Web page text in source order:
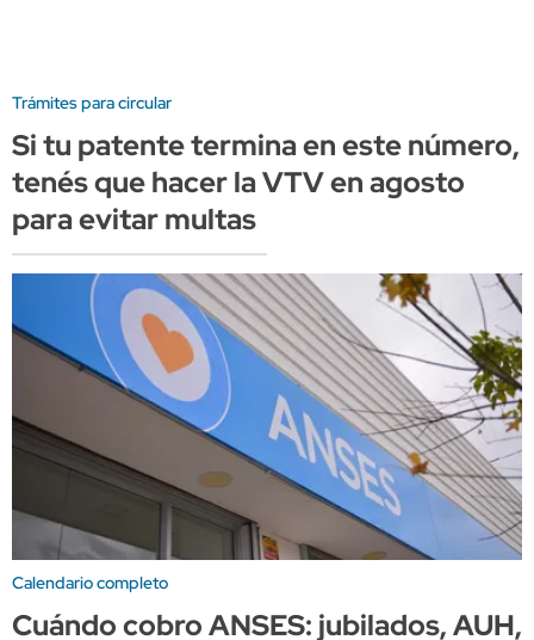
Trámites para circular
Si tu patente termina en este número,
tenés que hacer la VTV en agosto
para evitar multas
Calendario completo
Cuándo cobro ANSES: jubilados, AUH,